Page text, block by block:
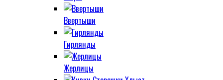
Ввертыши
Гирлянды
Жерлицы